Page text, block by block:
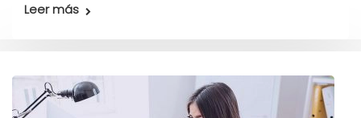
Leer más